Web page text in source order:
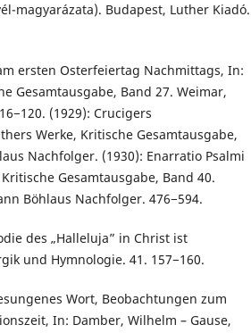
magyarázata). Budapest, Luther Kiadó.
ersten Osterfeiertag Nachmittags, In:
Gesamtausgabe, Band 27. Weimar,
(1929): Crucigers
Werke, Kritische Gesamtausgabe,
Nachfolger. (1930): Enarratio Psalmi
Gesamtausgabe, Band 40.
Böhlaus Nachfolger. 476−594.
des „Halleluja” in Christ ist
und Hymnologie. 41. 157−160.
Wort, Beobachtungen zum
In: Damber, Wilhelm – Gause,